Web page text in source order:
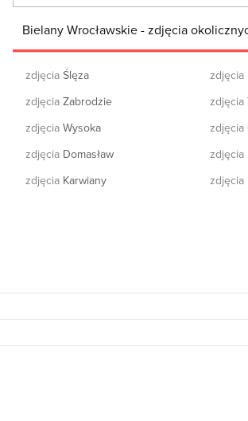
Bielany Wrocławskie - zdjęcia
zdjęcia Ślęza
zdjęcia Zabrodzie
zdjęcia Wysoka
zdjęcia Domasław
zdjęcia Karwiany
zdjęcia
zdjęcia
zdjęcia
zdjęcia
zdjęcia